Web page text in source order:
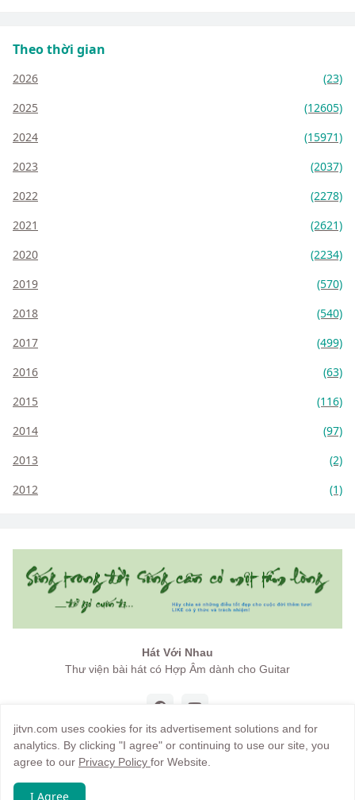
Theo thời gian
2026
(23)
2025
(12605)
2024
(15971)
2023
(2037)
2022
(2278)
2021
(2621)
2020
(2234)
2019
(570)
2018
(540)
2017
(499)
2016
(63)
2015
(116)
2014
(97)
2013
(2)
2012
(1)
Hát Với Nhau
Thư viện bài hát có Hợp Âm dành cho Guitar
Copyright by
jitvn.com uses cookies for its advertisement solutions and for
analytics. By clicking "I agree" or continuing to use our site, you
agree to our Privacy Policy for Website.
I Agree